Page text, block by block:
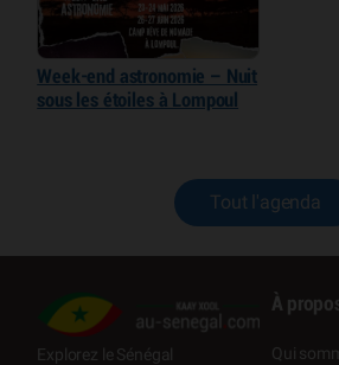
Week-end astronomie – Nuit
sous les étoiles à Lompoul
Tout l'agenda
Explorez le Sénégal
À
Qui